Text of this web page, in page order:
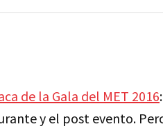
de la Gala del MET 2016
y el post evento.